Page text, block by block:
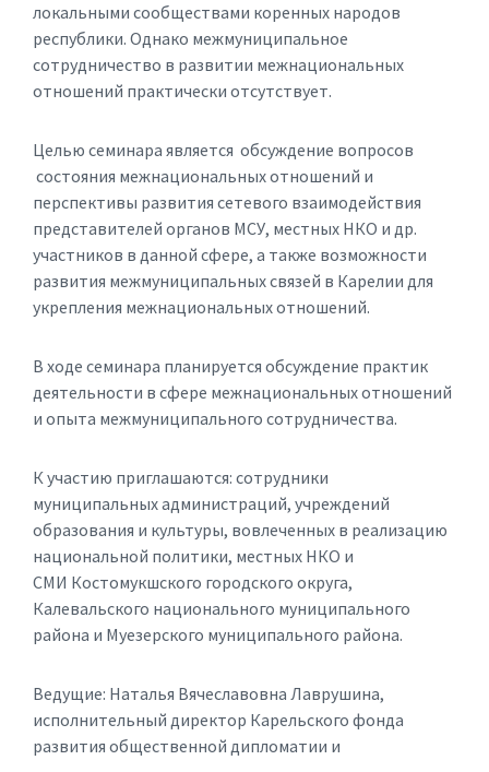
локальными сообществами коренных народов
республики. Однако межмуниципальное
сотрудничество в развитии межнациональных
отношений практически отсутствует.
Целью семинара является обсуждение вопросов
состояния межнациональных отношений и
перспективы развития сетевого взаимодействия
представителей органов МСУ, местных НКО и др.
участников в данной сфере, а также возможности
развития межмуниципальных связей в Карелии для
укрепления межнациональных отношений.
В ходе семинара планируется обсуждение практик
деятельности в сфере межнациональных отношений
и опыта межмуниципального сотрудничества.
К участию приглашаются: сотрудники
муниципальных администраций, учреждений
образования и культуры, вовлеченных в реализацию
национальной политики, местных НКО и
СМИ Костомукшского городского округа,
Калевальского национального муниципального
района и Муезерского муниципального района.
Ведущие: Наталья Вячеславовна Лаврушина,
исполнительный директор Карельского фонда
развития общественной дипломатии и